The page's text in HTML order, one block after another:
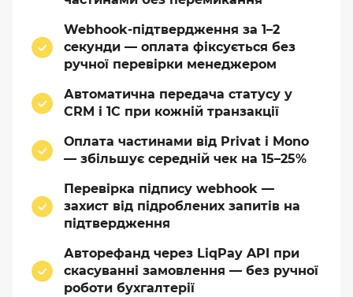
Webhook-підтвердження за 1–2
секунди — оплата фіксується без
ручної перевірки менеджером
Автоматична передача статусу у
CRM і 1С при кожній транзакції
Оплата частинами від Privat і Mono
— збільшує середній чек на 15–25%
Перевірка підпису webhook —
захист від підроблених запитів на
підтвердження
Авторефанд через LiqPay API при
скасуванні замовлення — без ручної
роботи бухгалтерії